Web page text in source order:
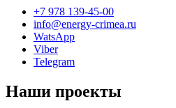
+7 978 139-45-00
info@energy-crimea.ru
WatsApp
Viber
Telegram
Наши проекты